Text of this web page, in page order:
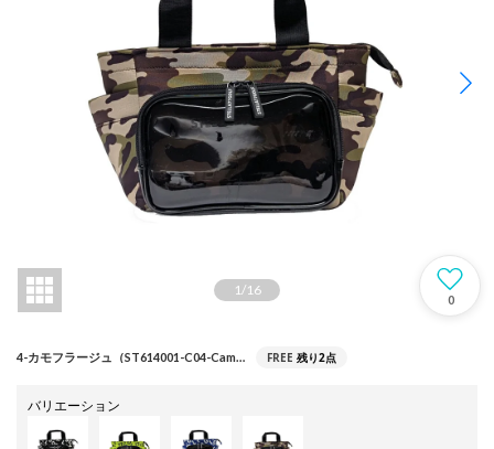
1 /16
0
4-カモフラージュ（ST614001-C04-Camo） FREE 残り2点
バリエーション